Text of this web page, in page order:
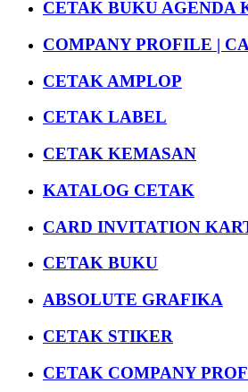
CETAK BUKU AGENDA
COMPANY PROFILE |
CETAK AMPLOP
CETAK LABEL
CETAK KEMASAN
KATALOG CETAK
CARD INVITATION
CETAK BUKU
ABSOLUTE GRAFIKA
CETAK STIKER
CETAK COMPANY